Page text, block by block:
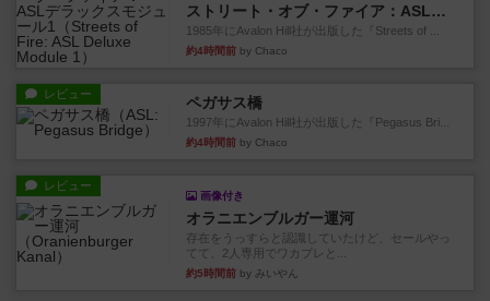
ストリート・オブ・ファイア：ASLデラックスモジュール1
1985年にAvalon Hill社が出版した『Streets of ...
約4時間前 by Chaco
レビュー ペガサス橋
1997年にAvalon Hill社が出版した『Pegasus Bri...
約4時間前 by Chaco
レビュー
画像付き
オラニエンブルガー運河
存在をうっすらと認識していたけど、セールやっ
てて、2人専用でワカプレと...
約5時間前 by みいやん